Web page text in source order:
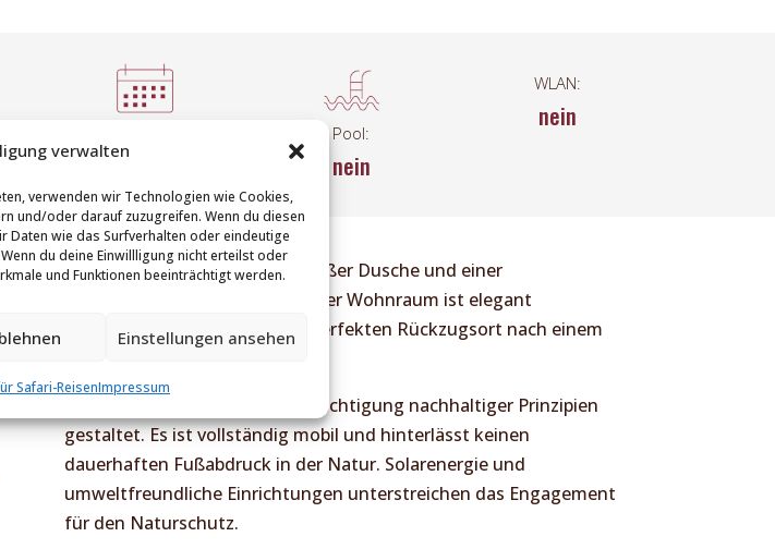
verwalten
verwenden wir Technologien wie Cookies,
und/oder darauf zuzugreifen. Wenn du diesen
Daten wie das Surfverhalten oder eindeutige
du deine Einwillligung nicht erteilst oder
und Funktionen beeinträchtigt werden.
Einstellungen ansehen
Safari-ReisenImpressum
ganzjährig
Pool:
nein
WLAN:
nein
Bad mit fließendem Wasser, heißer Dusche und einer
umweltfreundlichen Toilette. Der Wohnraum ist elegant
eingerichtet und bietet einen perfekten Rückzugsort nach einem
Das Camp wurde unter Berücksichtigung nachhaltiger Prinzipien
gestaltet. Es ist vollständig mobil und hinterlässt keinen
dauerhaften Fußabdruck in der Natur. Solarenergie und
umweltfreundliche Einrichtungen unterstreichen das Engagement
für den Naturschutz.